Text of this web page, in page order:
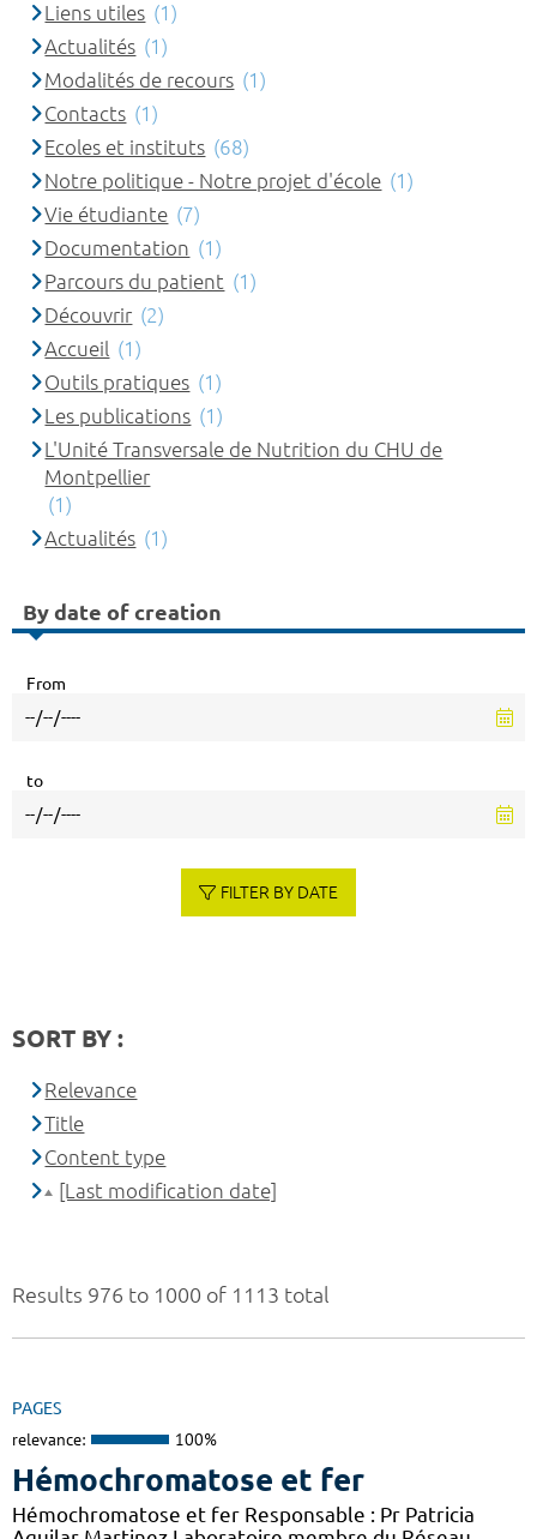
Results 976 to 1000 of 1113 total
PAGES
relevance: 100%
Hémochromatose et fer
Hémochromatose et fer Responsable : Pr Patricia
Liens utiles (1)
Actualités (1)
Modalités de recours (1)
Contacts (1)
Ecoles et instituts (68)
Notre politique - Notre projet d'école (1)
Vie étudiante (7)
Documentation (1)
Parcours du patient (1)
Découvrir (2)
Accueil (1)
Outils pratiques (1)
Les publications (1)
L'Unité Transversale de Nutrition du CHU de
Montpellier
(1)
Actualités (1)
By date of creation
From
to
FILTER BY DATE
SORT BY :
Relevance
Title
Content type
[Last modification date]